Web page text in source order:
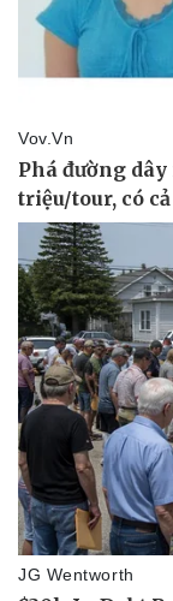
Kinh tế
Bất động sản
Khởi nghiệp